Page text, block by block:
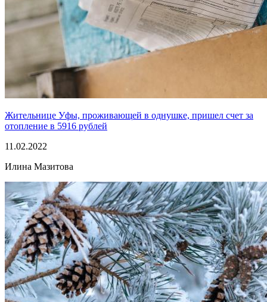
Жительнице Уфы, проживающей в однушке, пришел счет за
отопление в 5916 рублей
11.02.2022
Илина Мазитова